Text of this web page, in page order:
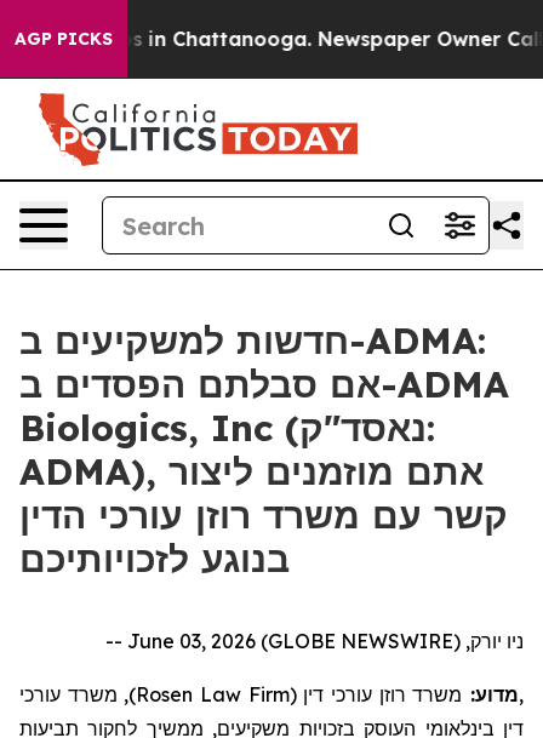
AGP PICKS
Chaos in Chattanooga. Newspaper Owner Calls
חדשות למשקיעים ב-ADMA:
אם סבלתם הפסדים ב-ADMA
Biologics, Inc (נאסד"ק:
ADMA), אתם מוזמנים ליצור
קשר עם משרד רוזן עורכי הדין
בנוגע לזכויותיכם
ניו יורק, June 03, 2026 (GLOBE NEWSWIRE) --
,מדוע: משרד רוזן עורכי דין (Rosen Law Firm
), משרד עורכי
דין בינלאומי העוסק בזכויות משקיעים, ממשיך לחקור תביעות